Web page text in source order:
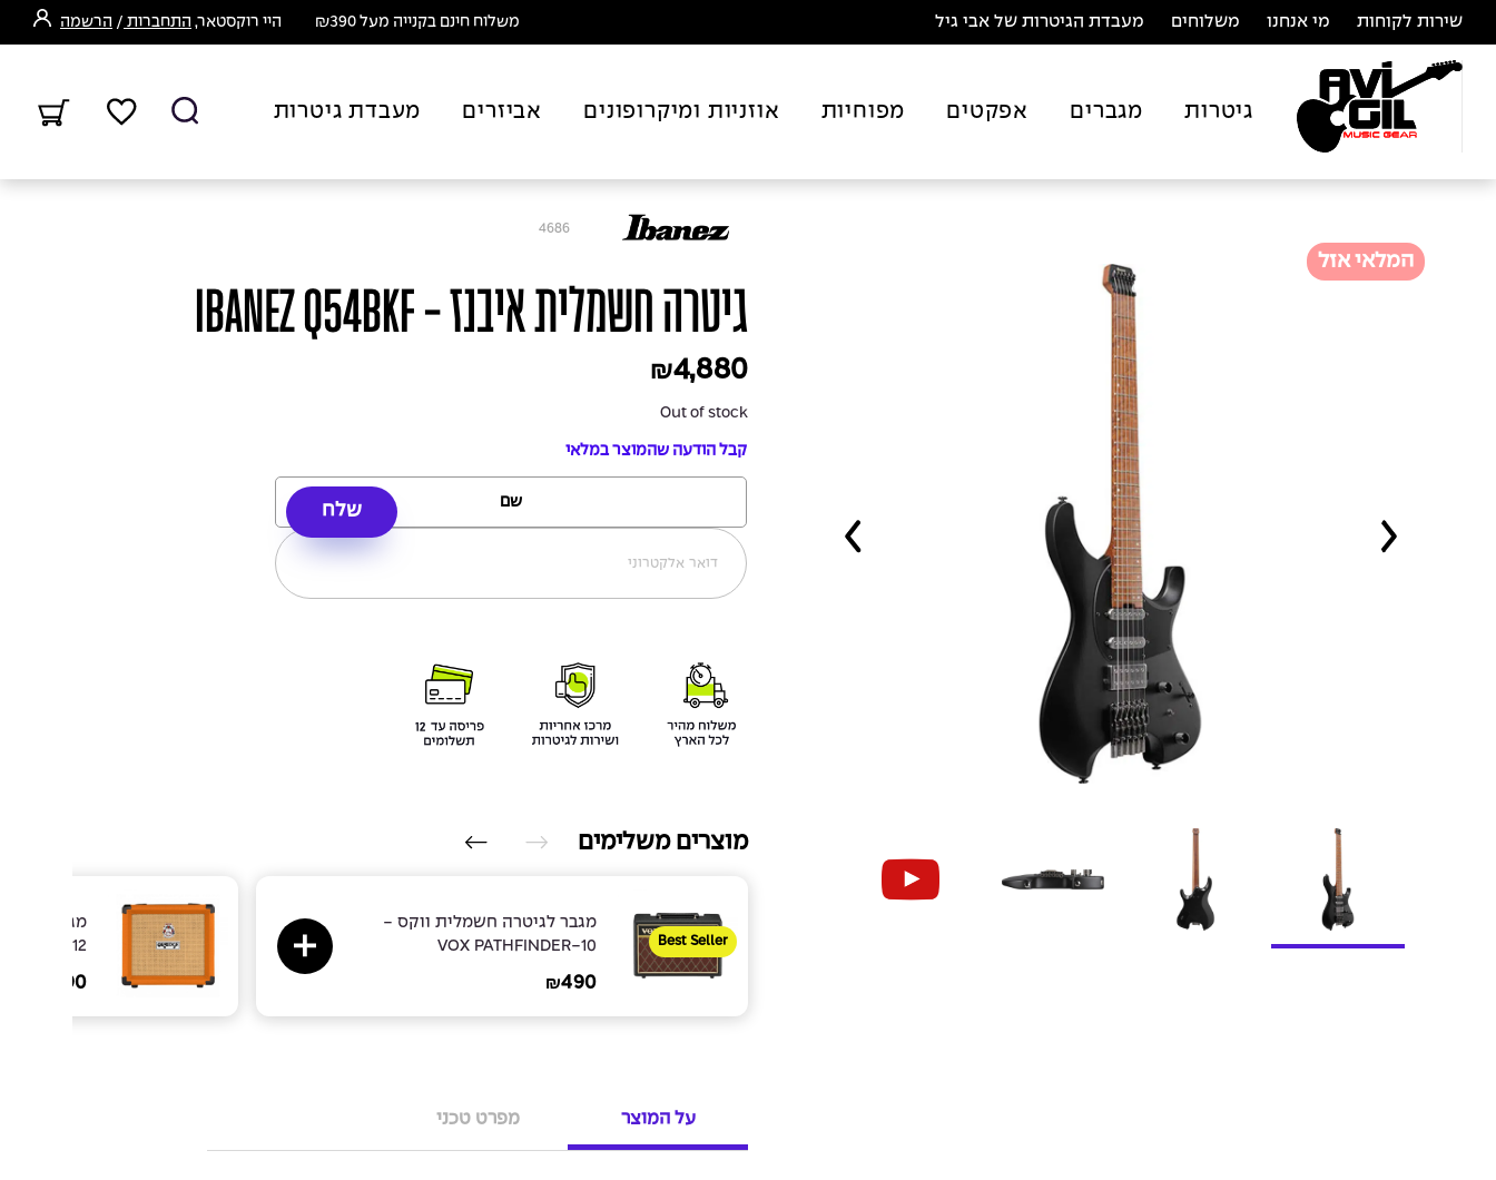
שירות לקוחות מי אנחנו משלוחים מעבדת הגיטרות של אבי גיל משלוח חינם בקנייה מעל ₪390 היי רוקסטאר, התחברות / הרשמה
גיטרות מגברים אפקטים מפוחיות אוזניות ומיקרופונים אביזרים מעבדת גיטרות
המלאי אזל
4686
גיטרה חשמלית איבנז - IBANEZ Q54BKF
₪4,880
Out of stock
קבל הודעה שהמוצר במלאי
מוצרים משלימים
Best Seller
מגבר לגיטרה חשמלית ווקס -
VOX PATHFINDER-10
₪490
מגבר
CRUSH 12
490
על המוצר מפרט טכני